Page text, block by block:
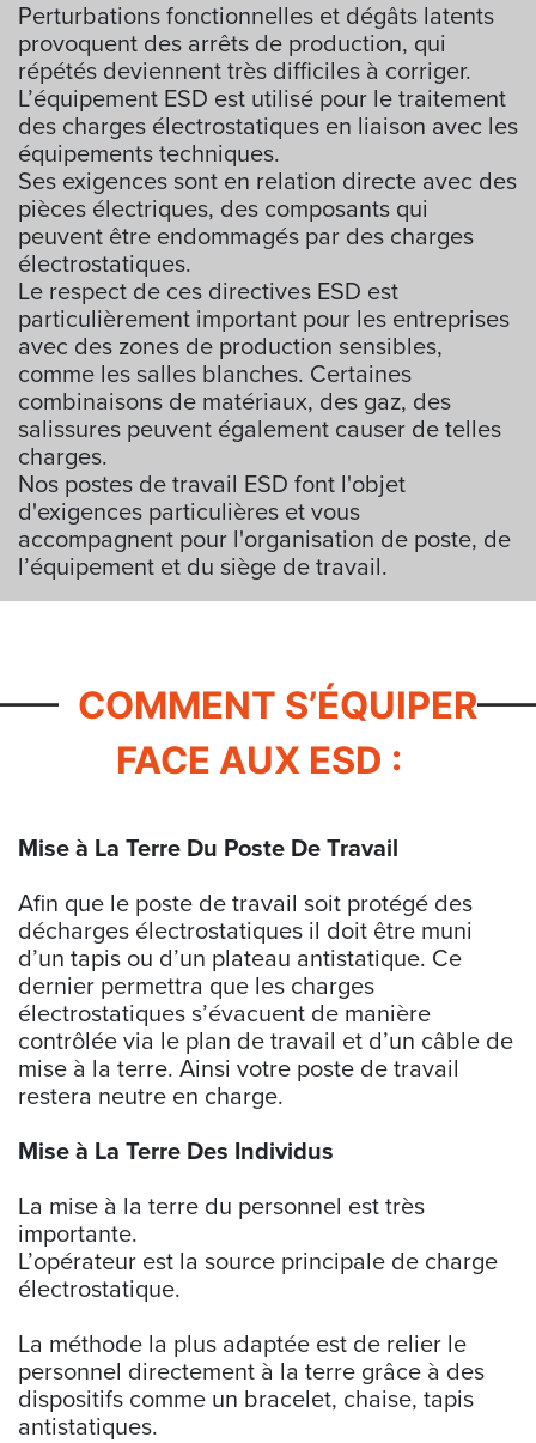
Perturbations fonctionnelles et dégâts latents
provoquent des arrêts de production, qui
répétés deviennent très difficiles à corriger.
L’équipement ESD est utilisé pour le traitement
des charges électrostatiques en liaison avec les
équipements techniques.
Ses exigences sont en relation directe avec des
pièces électriques, des composants qui
peuvent être endommagés par des charges
électrostatiques.
Le respect de ces directives ESD est
particulièrement important pour les entreprises
avec des zones de production sensibles,
comme les salles blanches. Certaines
combinaisons de matériaux, des gaz, des
salissures peuvent également causer de telles
charges.
Nos postes de travail ESD font l'objet
d'exigences particulières et vous
accompagnent pour l'organisation de poste, de
l’équipement et du siège de travail.
COMMENT S’ÉQUIPER
FACE AUX ESD :
Mise à La Terre Du Poste De Travail
Afin que le poste de travail soit protégé des
décharges électrostatiques il doit être muni
d’un tapis ou d’un plateau antistatique. Ce
dernier permettra que les charges
électrostatiques s’évacuent de manière
contrôlée via le plan de travail et d’un câble de
mise à la terre. Ainsi votre poste de travail
restera neutre en charge.
Mise à La Terre Des Individus
La mise à la terre du personnel est très
importante.
L’opérateur est la source principale de charge
électrostatique.
La méthode la plus adaptée est de relier le
personnel directement à la terre grâce à des
dispositifs comme un bracelet, chaise, tapis
antistatiques.